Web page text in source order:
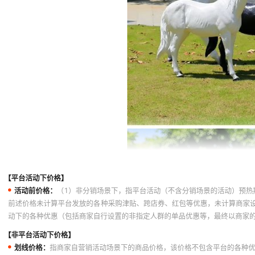
【平台活动下价格】
活动前价格：
（1）非分销场景下，指平台活动（不含分销场景的活动）预
前述价格未计算平台发放的各种采购津贴、跨店券、红包等优惠，未计算商
动下的各种优惠（包括商家自行设置的非指定人群的单品优惠等，最终以商
【非平台活动下价格】
划线价格： 指商家自营销活动场景下的商品价格，该价格不包含平台的各种